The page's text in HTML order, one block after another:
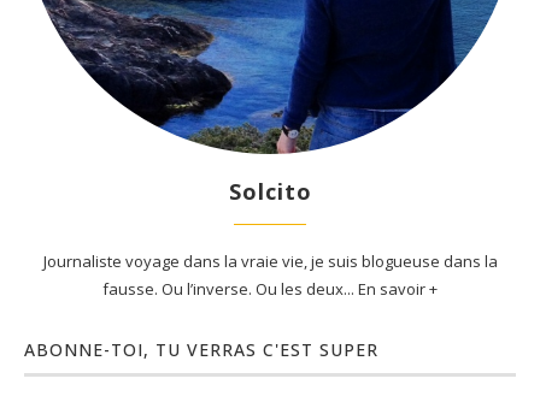
Solcito
Journaliste voyage dans la vraie vie, je suis blogueuse dans la
fausse. Ou l’inverse. Ou les deux... En savoir +
ABONNE-TOI, TU VERRAS C'EST SUPER